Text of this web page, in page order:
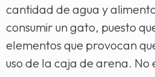
cantidad de agua y
consumir un gato, puesto
elementos que provocan
uso de la caja de arena. No